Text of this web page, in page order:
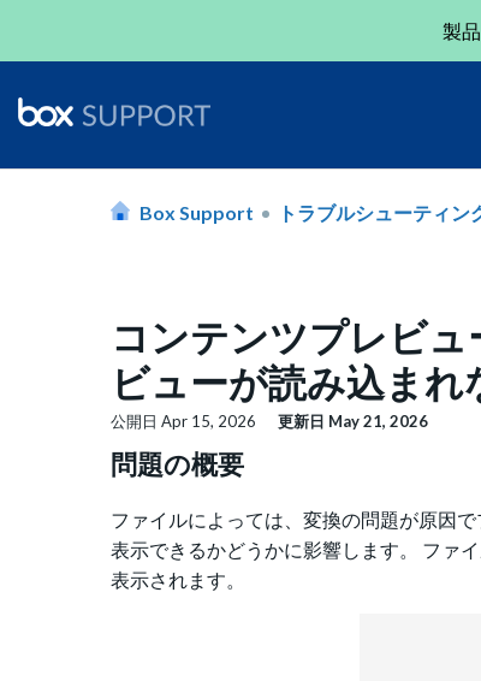
製
Box Support トラブルシューティン
コンテンツプレビ
ビューが読み込まれ
公開日 Apr 15, 2026 更新日 May 21, 2026
問題の概要
ファイルによっては、変換の問題が原因
表示できるかどうかに影響します。 ファ
表示されます。